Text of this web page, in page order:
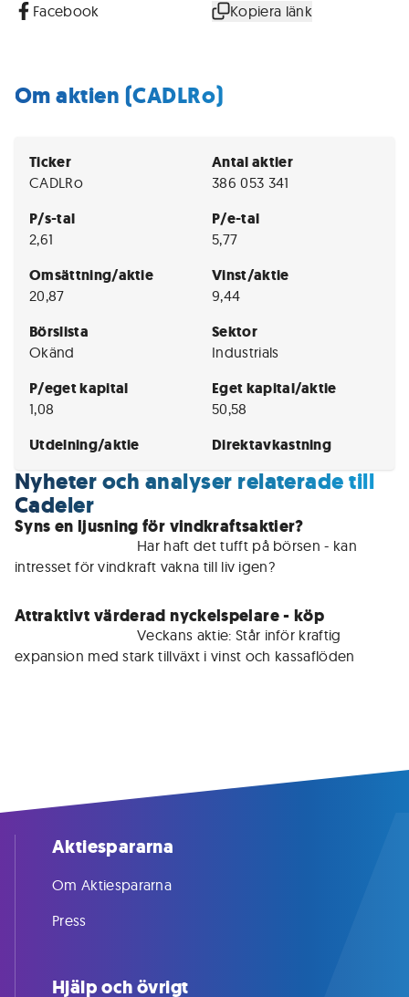
Facebook Kopiera länk
Om aktien (CADLRo)
Ticker
CADLRo
Antal aktier
386 053 341
P/s-tal
2,61
P/e-tal
5,77
Omsättning/aktie
20,87
Vinst/aktie
9,44
Börslista
Okänd
Sektor
Industrials
P/eget kapital
1,08
Eget kapital/aktie
50,58
Utdelning/aktie Direktavkastning
Nyheter och analyser relaterade till
Cadeler
Syns en ljusning för vindkraftsaktier?
Har haft det tufft på börsen - kan
intresset för vindkraft vakna till liv igen?
Attraktivt värderad nyckelspelare - köp
För medlemmar • Veckans aktie: Står inför kraftig
expansion med stark tillväxt i vinst och kassaflöden
Aktiespararna
Om Aktiespararna
Press
Hjälp och övrigt